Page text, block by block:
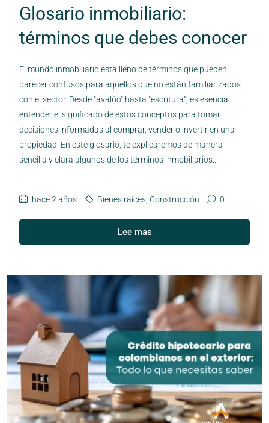
Glosario inmobiliario:
términos que debes conocer
El mundo inmobiliario está lleno de términos que pueden
parecer confusos para aquellos que no están familiarizados
con el sector. Desde "avalúo" hasta "escritura", es esencial
entender el significado de estos conceptos para tomar
decisiones informadas al comprar, vender o invertir en una
propiedad. En este glosario, te explicaremos de manera
sencilla y clara algunos de los términos inmobiliarios...
hace 2 años Bienes raíces Construcción 0
Lee mas